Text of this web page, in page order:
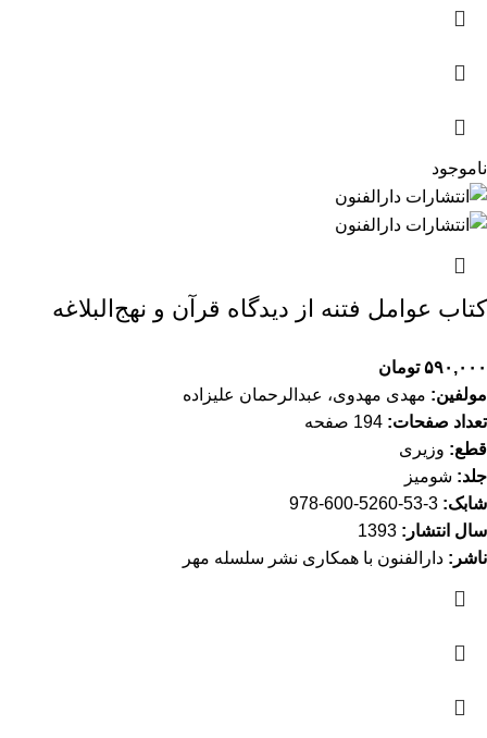
ناموجود
کتاب عوامل فتنه از دیدگاه قرآن و نهج‌البلاغه
۵۹۰,۰۰۰ تومان
مولفین: مهدی مهدوی، عبدالرحمان علیزا‌ده
تعداد صفحات:
قطع: وزیری
جلد: شومیز
شابک:
سال انتشار:
ناشر: دارالفنون با همکاری نشر سلسله مهر